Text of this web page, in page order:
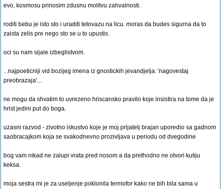
evo, kosmosu prinosim zdusnu molitvu zahvalnosti.
roditi bebu je isto sto i uraditi tetovazu na licu. moras da budes sigurna da to
zaista zelis pre nego sto se u to upustis.
oci su nam sijale izbeglistvom.
...najpoeticniji vid bozijeg imena iz gnostickih jevandjelja: 'nagovestaj
preobrazaja'...
ne mogu da shvatim to uvrezeno hriscansko pravilo koje insistira na tome da je
hrist jedini put do boga.
uzasni razvod - zivotno iskustvo koje je moj prijatelj brajan uporedio sa gadnom
saobracajkom koja se svakodnevno prozivljava u periodu od dvegodine
bog vam nikad ne zalupi vrata pred nosom a da prethodno ne otvori kutiju
keksa.
moja sestra mi je za useljenje poklonila termofor kako ne bih bila sama u